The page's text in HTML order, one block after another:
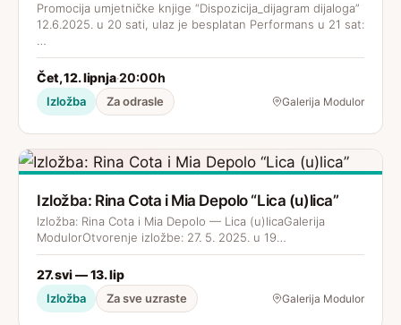
Promocija umjetničke knjige “Dispozicija_dijagram dijaloga”
12.6.2025. u 20 sati, ulaz je besplatan Performans u 21 sat:
Čet, 12. lipnja·20:00h
Izložba Za odrasle Galerija Modulor
Izložba: Rina Cota i Mia Depolo “Lica (u)lica”
Izložba: Rina Cota i Mia Depolo — Lica (u)licaGalerija
ModulorOtvorenje izložbe: 27. 5. 2025. u 19…
27. svi — 13. lip
Izložba Za sve uzraste Galerija Modulor